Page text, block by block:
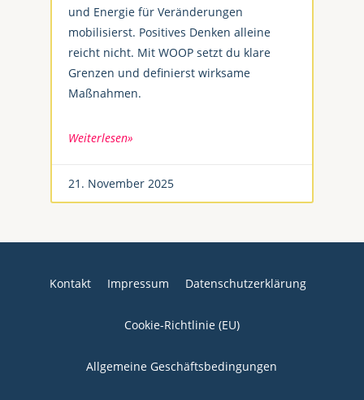
und Energie für Veränderungen
mobilisierst. Positives Denken alleine
reicht nicht. Mit WOOP setzt du klare
Grenzen und definierst wirksame
Maßnahmen.
Weiterlesen»
21. November 2025
Kontakt Impressum Datenschutzerklärung
Cookie-Richtlinie (EU)
Allgemeine Geschäftsbedingungen